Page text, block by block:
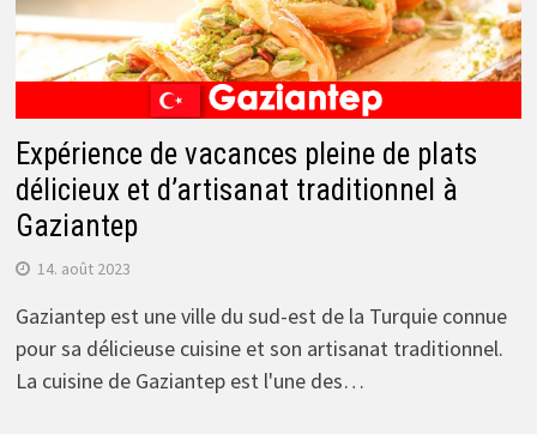
Expérience de vacances pleine de plats
délicieux et d’artisanat traditionnel à
Gaziantep
14. août 2023
Gaziantep est une ville du sud-est de la Turquie connue
pour sa délicieuse cuisine et son artisanat traditionnel.
La cuisine de Gaziantep est l'une des…